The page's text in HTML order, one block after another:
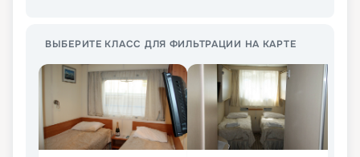
ВЫБЕРИТЕ КЛАСС ДЛЯ ФИЛЬТРАЦИИ НА КАРТЕ